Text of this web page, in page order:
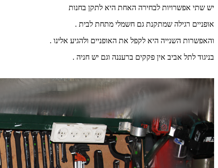
יש שתי אפשרויות לבחירה האחת היא לתקן בחנות
אופניים רגילה שמתקנת גם חשמלי מתחת לבית .
והאפשרות השנייה היא לקפל את האופניים ולהגיע אלינו .
בניגוד לתל אביב אין פקקים ברעננה וגם יש חניה .